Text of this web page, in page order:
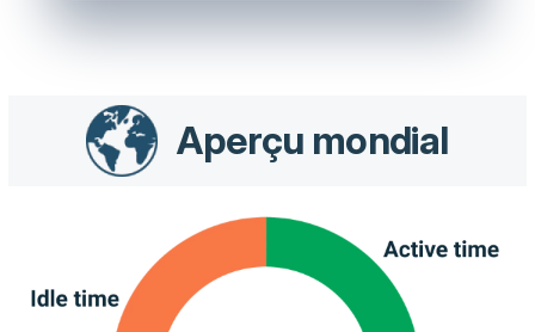
Aperçu mondial